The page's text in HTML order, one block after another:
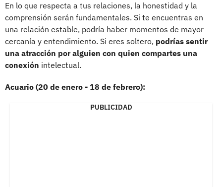
En lo que respecta a tus relaciones, la honestidad y la
comprensión serán fundamentales. Si te encuentras en
una relación estable, podría haber momentos de mayor
cercanía y entendimiento. Si eres soltero, podrías sentir
una atracción por alguien con quien compartes una
conexión intelectual.
Acuario (20 de enero - 18 de febrero):
PUBLICIDAD